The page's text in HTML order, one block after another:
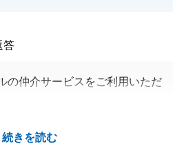
続きを読む
答
の仲介サービスをご利用いただ
りお祝い申し上げます。